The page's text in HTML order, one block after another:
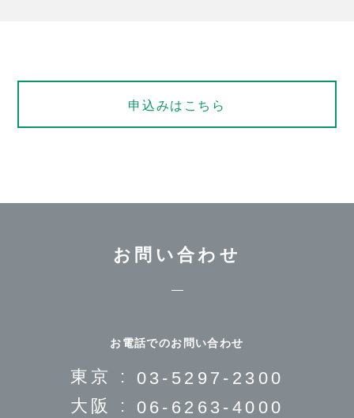
申込みはこちら
お問い合わせ
お電話でのお問い合わせ
東京 : 03-5297-2300
大阪 : 06-6263-4000